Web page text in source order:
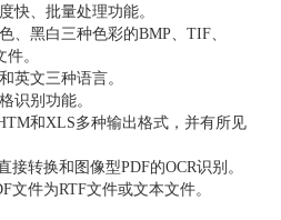
、批量处理功能。
白三种色彩的BMP、TIF、
。
文三种语言。
别功能。
和XLS多种输出格式，并有所见
换和图像型PDF的OCR识别。
为RTF文件或文本文件。